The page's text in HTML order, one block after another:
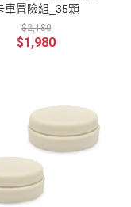
車冒險組_35顆
$2,180
$1,980